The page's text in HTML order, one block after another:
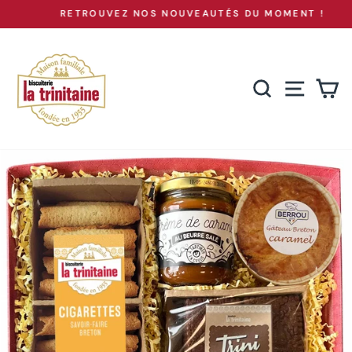
au
Diaporama
RETROUVEZ NOS NOUVEAUTÉS DU MOMENT !